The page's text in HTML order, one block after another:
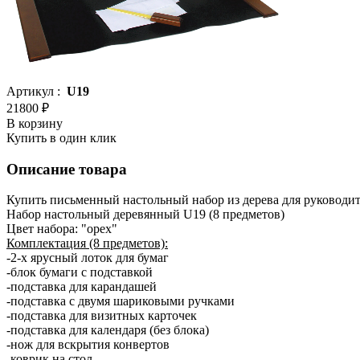
Артикул : U19
21800 ₽
В корзину
Купить в один клик
Описание товара
Купить письменный настольный набор из дерева для
Набор настольный деревянный U19 (8 предметов)
Цвет набора: "орех"
Комплектация (8 предметов):
-2-х ярусный лоток для бумаг
-блок бумаги с подставкой
-подставка для карандашей
-подставка с двумя шариковыми ручками
-подставка для визитных карточек
-подставка для календаря (без блока)
-нож для вскрытия конвертов